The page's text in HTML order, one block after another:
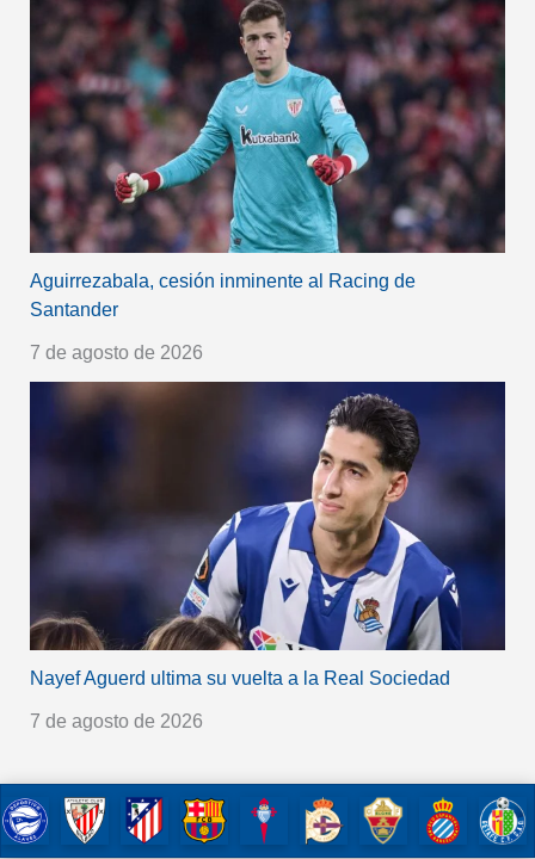
Aguirrezabala, cesión inminente al Racing de
Santander
7 de agosto de 2026
Nayef Aguerd ultima su vuelta a la Real Sociedad
7 de agosto de 2026